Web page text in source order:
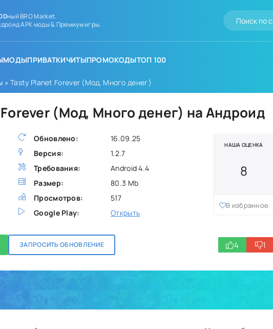
ный BRO Market.
APK моды & Премиум игры.
МОДЫПРИВАТКИЧИТЫПРОМОКОДЫТОП 100
» Tasty Planet Forever (Мод, Много денег)
(Мод, Много денег) на Андроид
Обновлено:
16.09.25
Версия:
1.2.7
Требования:
Android 4.4
Размер:
80.3 Mb
Просмотров:
517
Google Play:
Открыть
НАША ОЦЕНКА
8
В избранное
ЗАПРОСИТЬ ОБНОВЛЕНИЕ 4 1